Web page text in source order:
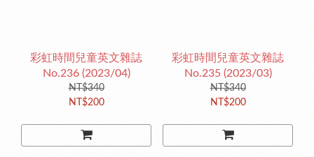
彩虹時間兒童英文雜誌
No.236 (2023/04)
NT$340
NT$200
彩虹時間兒童英文雜誌
No.235 (2023/03)
NT$340
NT$200